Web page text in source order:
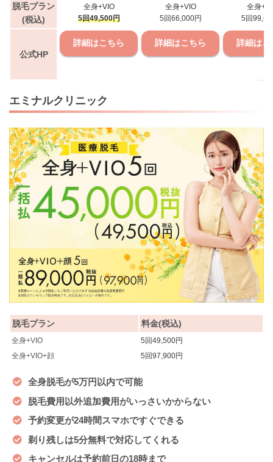
脱毛プラン
(税込)
全身+VIO
5回49,500円
全身+VIO
5回66,000円
全身
5回
公式HP
詳細はこちら 詳細はこちら 詳細はこ
エミナルクリニック
脱毛プラン 料金(税込)
全身+VIO
5回49,500円
全身+VIO+顔
5回97,900円
全身脱毛が5万円以内で可能
脱毛費用以外追加費用がいっさいかからない
予約変更が24時間スマホですぐできる
剃り残しは5分無料で対応してくれる
キャンセルは予約前日の18時まで